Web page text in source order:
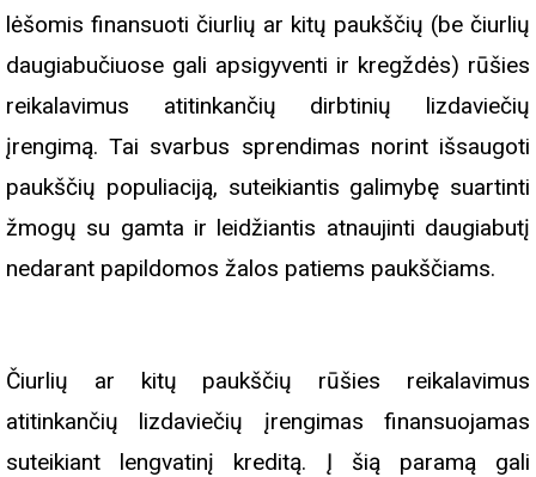
lėšomis finansuoti čiurlių ar kitų paukščių (be čiurlių
daugiabučiuose gali apsigyventi ir kregždės) rūšies
reikalavimus atitinkančių dirbtinių lizdaviečių
įrengimą. Tai svarbus sprendimas norint išsaugoti
paukščių populiaciją, suteikiantis galimybę suartinti
žmogų su gamta ir leidžiantis atnaujinti daugiabutį
nedarant papildomos žalos patiems paukščiams.
Čiurlių ar kitų paukščių rūšies reikalavimus
atitinkančių lizdaviečių įrengimas finansuojamas
suteikiant lengvatinį kreditą. Į šią paramą gali